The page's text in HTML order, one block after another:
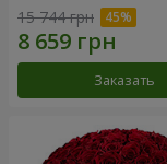
15 744 грн
Заказать